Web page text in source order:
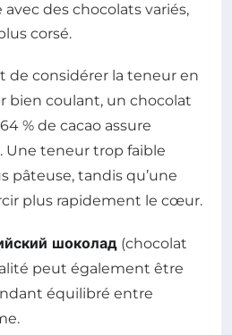
des chocolats variés,
corsé.
de considérer la teneur en
bien coulant, un chocolat
% de cacao assure
teneur trop faible
pâteuse, tandis qu’une
plus rapidement le cœur.
шоколад (chocolat
peut également être
équilibré entre